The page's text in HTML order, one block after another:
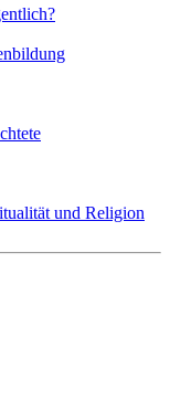
und Religion